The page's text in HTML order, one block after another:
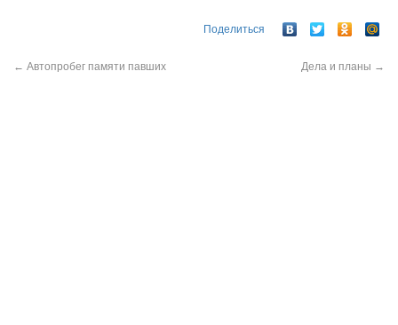
Поделиться
← Автопробег памяти павших Дела и планы →